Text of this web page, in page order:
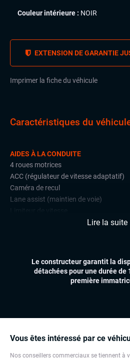
Couleur intérieure : NOIR
EXTENSION DE GARANTIE
Imprimer la fiche du véhicule
Vous êtes intéressé par ce
Nos conseillers commerciaux se tiennent à
Caractéristiques du
AIDES À LA CONDUITE
4 roues motrices
ACC (régulateur de vitesse adaptatif)
Caméra de recul
Lane assist (maintien de voie)
Radars de stationnement avant et
Accès et démarrage mains libres
Climatisation automatique multizones
Volant multifonctions
ÉLECTRONIQUE
Lire la suite
Le constructeur garantit la
détachées pour une durée de
première